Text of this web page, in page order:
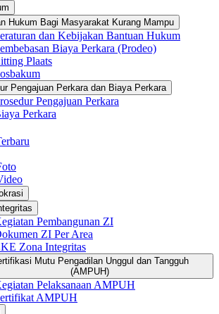
Hukum Bagi Masyarakat Kurang Mampu
dan Kebijakan Bantuan Hukum
Biaya Perkara (Prodeo)
Plaats
Pengajuan Perkara dan Biaya Perkara
Pengajuan Perkara
Perkara
Pembangunan ZI
ZI Per Area
Zona Integritas
Mutu Pengadilan Unggul dan Tangguh
(AMPUH)
Pelaksanaan AMPUH
AMPUH